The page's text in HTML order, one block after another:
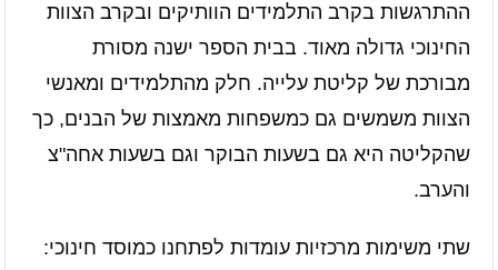
ההתרגשות בקרב התלמידים הוותיקים ובקרב הצוות
החינוכי גדולה מאוד. בבית הספר ישנה מסורת
מבורכת של קליטת עלייה. חלק מהתלמידים ומאנשי
הצוות משמשים גם כמשפחות מאמצות של הבנים, כך
שהקליטה היא גם בשעות הבוקר וגם בשעות אחה"צ
והערב.
שתי משימות מרכזיות עומדות לפתחנו כמוסד חינוכי: